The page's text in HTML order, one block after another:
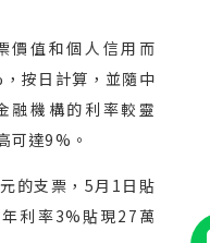
價值和個人信用而
按日計算，並隨中
融機構的利率較靈
可達9%。
的支票，5月1日貼
利率3%貼現27萬